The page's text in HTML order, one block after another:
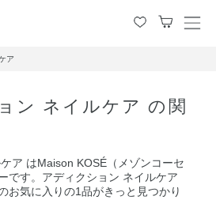
メ
ア
ン ネイルケア の関
ア はMaison KOSÉ（メゾンコーセ
です。アディクション ネイルケア
お気に入りの1品がきっと見つかり